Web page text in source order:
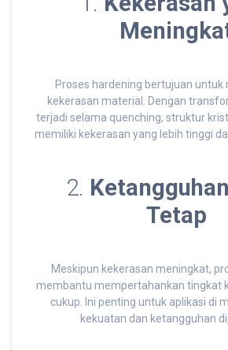
Proses hardening bertujuan untuk
kekerasan material. Dengan
terjadi selama quenching, struktur
memiliki kekerasan yang lebih tinggi
2.
Tetap
Meskipun kekerasan meningkat,
membantu mempertahankan tingkat
cukup. Ini penting untuk aplikasi di
kekuatan dan ketangguhan